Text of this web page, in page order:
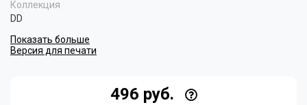
Цветные плинтусы
Коллекция
DD
Показать больше
Версия для печати
496 руб.